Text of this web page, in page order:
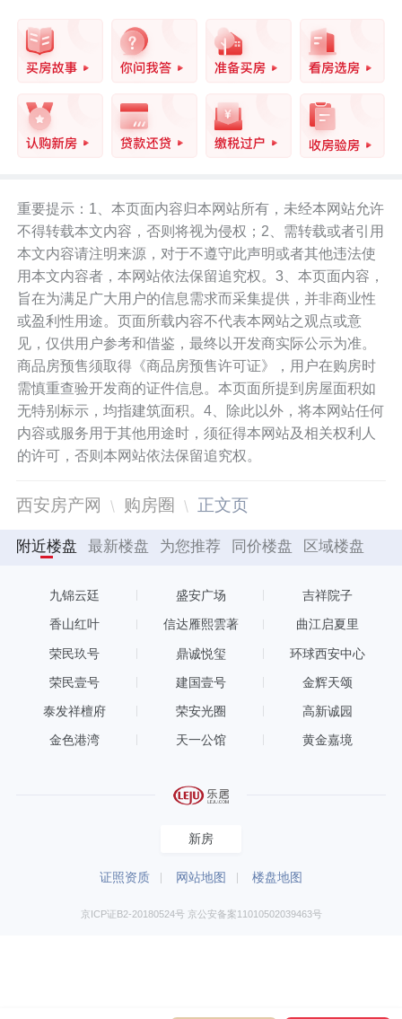
重要提示：1、本页面内容归本网站所有，未经本网站允许
不得转载本文内容，否则将视为侵权；2、需转载或者引用
本文内容请注明来源，对于不遵守此声明或者其他违法使
用本文内容者，本网站依法保留追究权。3、本页面内容，
旨在为满足广大用户的信息需求而采集提供，并非商业性
或盈利性用途。页面所载内容不代表本网站之观点或意
见，仅供用户参考和借鉴，最终以开发商实际公示为准。
商品房预售须取得《商品房预售许可证》，用户在购房时
需慎重查验开发商的证件信息。本页面所提到房屋面积如
无特别标示，均指建筑面积。4、除此以外，将本网站任何
内容或服务用于其他用途时，须征得本网站及相关权利人
的许可，否则本网站依法保留追究权。
西安房产网 购房圈 正文页
附近楼盘 最新楼盘 为您推荐 同价楼盘 区域楼盘
九锦云廷 盛安广场 吉祥院子
香山红叶 信达雁熙雲著 曲江启夏里
荣民玖号 鼎诚悦玺 环球西安中心
荣民壹号 建国壹号 金辉天颂
泰发祥檀府 荣安光圈 高新诚园
金色港湾 天一公馆 黄金嘉境
新房
证照资质 网站地图 楼盘地图
京ICP证B2-20180524号 京公安备案11010502039463号